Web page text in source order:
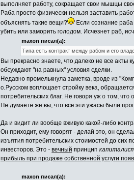
выполняет работу, сокращает свои мышцы
Раба просто физически нельзя заставить
объяснять такие вещи?
Если сознание
убить или заморить голодом. Исчезнет раб,
maxon писал(а):
Типа есть контракт между рабом и его
Вы прекрасно знаете, что далеко не все
обсуждают "на равных" условия сделки.
Недавно промелькнула заметка, вроде из
о.Русском воплощает стройку века,
потребительских благ. Не говоря уж о том,
Не думаете же вы, что все эти ужасы были
Да и видит ли вообще вживую какой-либо
Он приходит, ему говорят - делай это, он
изъятия потребительских стоимостей до сих
инвесторов. Это - вечный принцип
прибыль при продаже собственной услуги
maxon писал(а):